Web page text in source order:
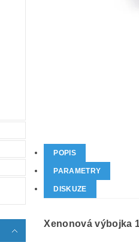
POPIS
PARAMETRY
DISKUZE
Xenonová výbojka